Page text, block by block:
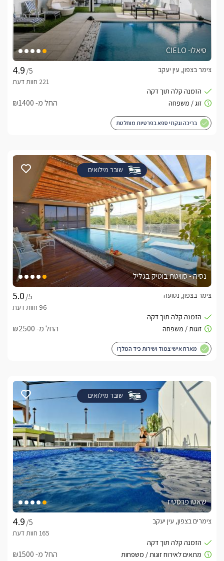
סיאלו- CIELO
/5
צימר בצפון, עין יעקב
החל מ- ₪1400
בריכה וגקוזי ספא בפרטיות מוחלטת
שובר מילואים
נסיה - סוויטת בוטיק בגליל
/5
צימר בצפון, נטועה
החל מ- ₪2500
מארח אישי צמוד ושירות כיד המלך!
שובר מילואים
שאטו פרסטיז
/5
צימרים בצפון, עין יעקב
החל מ- ₪1500